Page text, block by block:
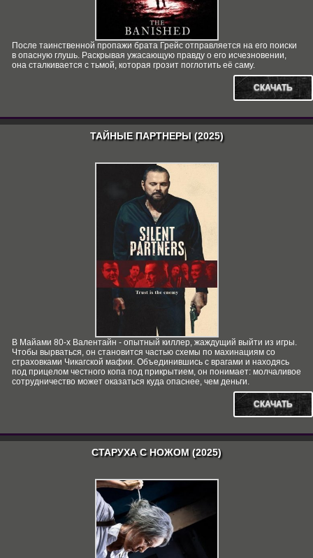
После таинственной пропажи брата Грейс отправляется на его поиски
в опасную глушь. Раскрывая ужасающую правду о его исчезновении,
она сталкивается с тьмой, которая грозит поглотить её саму.
СКАЧАТЬ
ТАЙНЫЕ ПАРТНЕРЫ (2025)
В Майами 80-х Валентайн - опытный киллер, жаждущий выйти из игры.
Чтобы вырваться, он становится частью схемы по махинациям со
страховками Чикагской мафии. Объединившись с врагами и находясь
под прицелом честного копа под прикрытием, он понимает: молчаливое
сотрудничество может оказаться куда опаснее, чем деньги.
СКАЧАТЬ
СТАРУХА С НОЖОМ (2025)